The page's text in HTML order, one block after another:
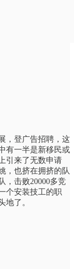
，登广告招聘，这
有一半是新移民或
引来了无数申请
，也挤在拥挤的队
，击败20000多竞
个安装技工的职
地了。